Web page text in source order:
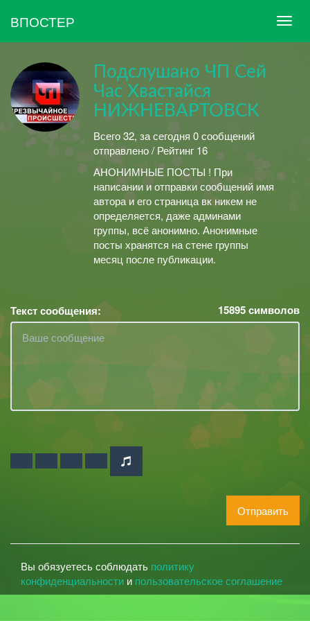
ВПОСТЕР
Подслушано ЧП Сей
Час Хвастайся
НИЖНЕВАРТОВСК
Всего 32, за сегодня 0 сообщений
отправлено / Рейтинг 16
АНОНИМНЫЕ ПОСТЫ ! При
написании и отправки сообщений имя
автора и его страница вк никем не
определяется, даже админами
группы, всё анонимно. Анонимные
посты хранятся на стене группы
месяц после публикации.
Текст сообщения: 15895символов
Отправить
Вы обязуетесь соблюдать политику
конфиденциальности и пользовательское соглашение